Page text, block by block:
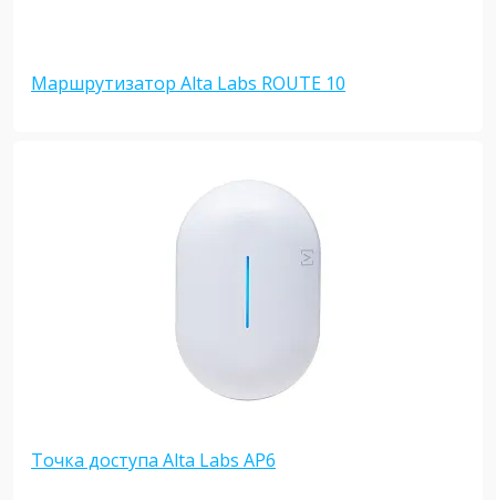
Маршрутизатор Alta Labs ROUTE 10
Точка доступа Alta Labs AP6